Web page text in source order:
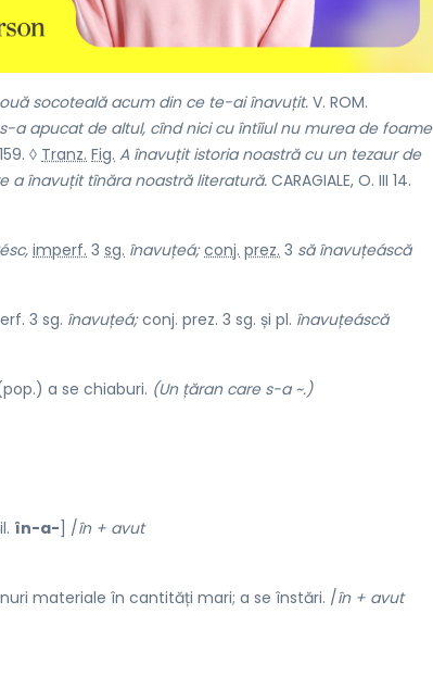
socoteală acum din ce te-ai înavuțit. V. ROM.
a apucat de altul, cînd nici cu întîiul nu murea de foame
◊ Tranz. Fig. A înavuțit istoria noastră cu un tezaur de
a înavuțit tînăra noastră literatură.CARAGIALE, O. III 14.
imperf. 3 sg. înavuțeá; conj. prez. 3 să înavuțeáscă
3 sg. înavuțeá;conj. prez. 3 sg. și pl. înavuțeáscă
a se chiaburi. (Un țăran care s-a ~.)
în-a-] /în + avut
materiale în cantități mari; a se înstări. /în + avut